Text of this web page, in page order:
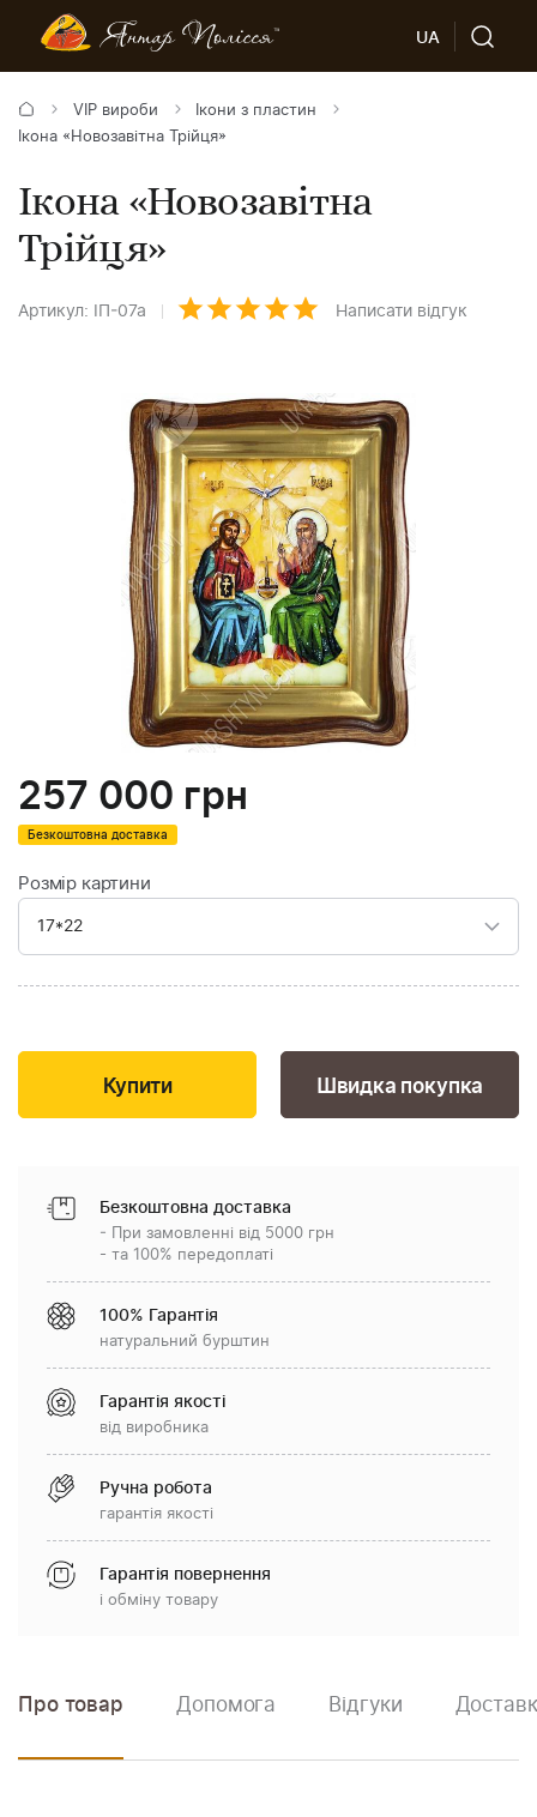
UA
VIP вироби
Ікони з пластин
Ікона «Новозавітна Трійця»
Ікона «Новозавітна
Трійця»
Артикул: ІП-07а Написати відгук
257 000 грн
Безкоштовна доставка
Розмір картини
Швидка покупка
Безкоштовна доставка
- При замовленні від 5000 грн
- та 100% передоплаті
100% Гарантія
натуральний бурштин
Гарантія якості
від виробника
Ручна робота
гарантія якості
Гарантія повернення
і обміну товару
Про товар Допомога Відгуки